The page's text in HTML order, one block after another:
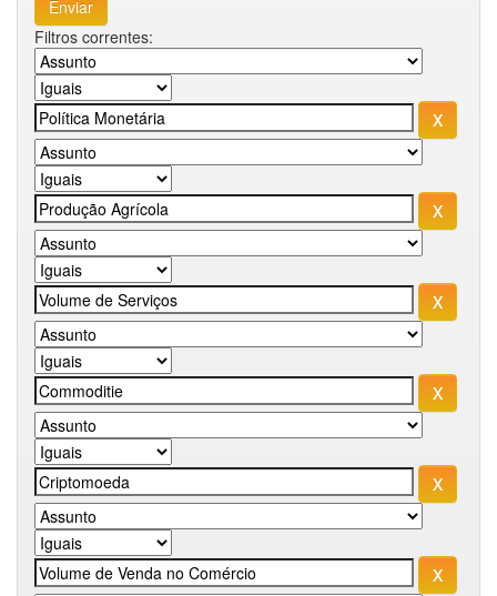
Filtros correntes: